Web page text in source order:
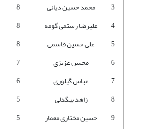
3
محمد حسین دیانی
8
4
علیرضا رستمی گومه
8
5
علی حسین قاسمی
8
6
محسن عزیزی
7
7
عباس گیلوری
6
8
زاهد بیگدلی
5
9
حسین مختاری معمار
5